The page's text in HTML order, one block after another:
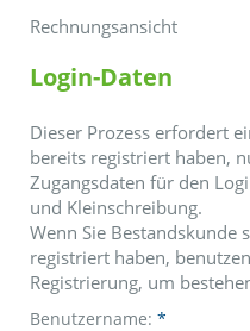
Rechnungsansicht
Login-Daten
Dieser Prozess erfordert
bereits registriert haben,
Zugangsdaten für den
und Kleinschreibung.
Wenn Sie Bestandskunde
registriert haben,
Registrierung, um
Benutzername: *